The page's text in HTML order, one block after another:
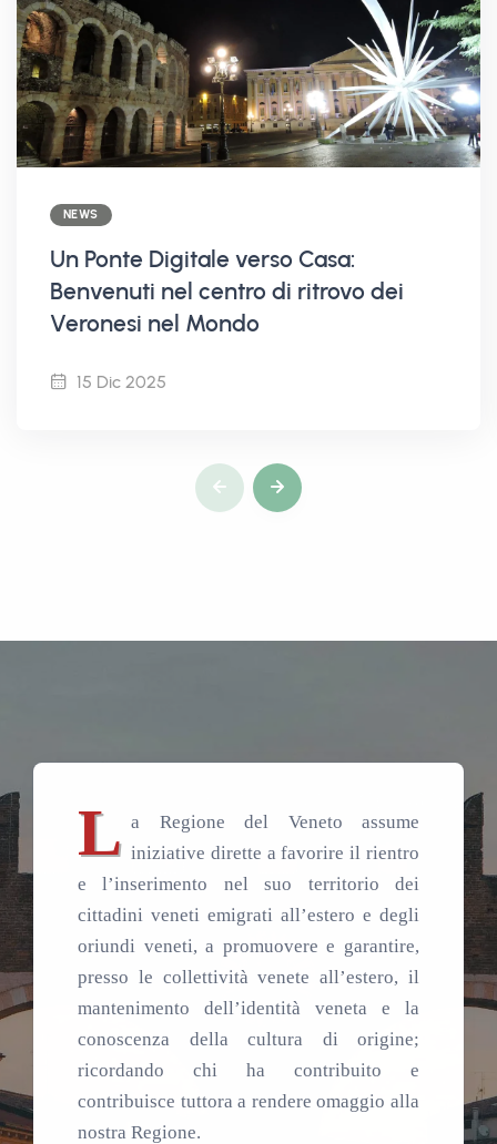
NEWS
Un Ponte Digitale verso Casa:
Benvenuti nel centro di ritrovo dei
Veronesi nel Mondo
15 Dic 2025
L a Regione del Veneto assume
iniziative dirette a favorire il rientro
e l’inserimento nel suo territorio dei
cittadini veneti emigrati all’estero e degli
oriundi veneti, a promuovere e garantire,
presso le collettività venete all’estero, il
mantenimento dell’identità veneta e la
conoscenza della cultura di origine;
ricordando chi ha contribuito e
contribuisce tuttora a rendere omaggio alla
nostra Regione.